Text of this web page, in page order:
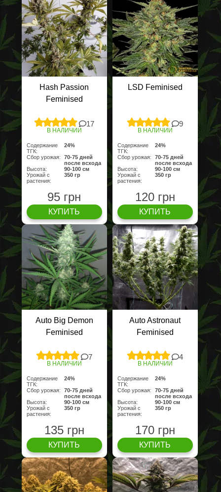
Hash Passion
Feminised
17
В НАЛИЧИИ
Содержание
ТГК:
24%
Сбор урожая:
70-75 дней
после всхода
Высота:
90-100 см
Урожай с
растения:
350 гр
95 грн
КУПИТЬ
LSD Feminised
9
В НАЛИЧИИ
Содержание
ТГК:
24%
Сбор урожая:
70-75 дней
после всхода
Высота:
90-100 см
Урожай с
растения:
350 гр
120 грн
КУПИТЬ
Auto Big Demon
Feminised
7
В НАЛИЧИИ
Содержание
ТГК:
24%
Сбор урожая:
70-75 дней
после всхода
Высота:
90-100 см
Урожай с
растения:
350 гр
135 грн
КУПИТЬ
Auto Astronaut
Feminised
4
В НАЛИЧИИ
Содержание
ТГК:
24%
Сбор урожая:
70-75 дней
после всхода
Высота:
90-100 см
Урожай с
растения:
350 гр
170 грн
КУПИТЬ